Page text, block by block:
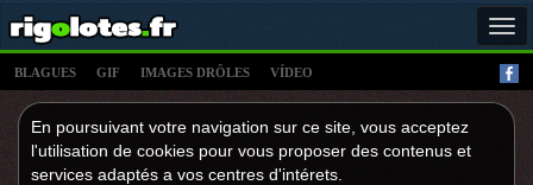
BLAGUES GIF IMAGES DRÔLES VÍDEO
En poursuivant votre navigation sur ce site, vous acceptez
l'utilisation de cookies pour vous proposer des contenus et
services adaptés a vos centres d'intérets.